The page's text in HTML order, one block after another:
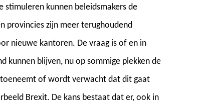
kunnen beleidsmakers de
provincies zijn meer terughoudend
nieuwe kantoren. De vraag is of en in
kunnen blijven, nu op sommige plekken de
of wordt verwacht dat dit gaat
Brexit. De kans bestaat dat er, ook in